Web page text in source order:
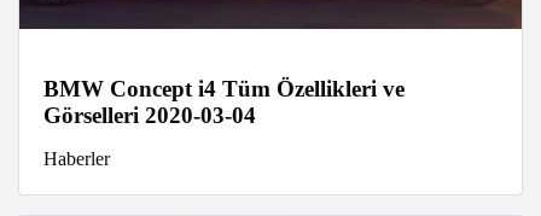
BMW Concept i4 Tüm Özellikleri ve
Görselleri 2020-03-04
Haberler